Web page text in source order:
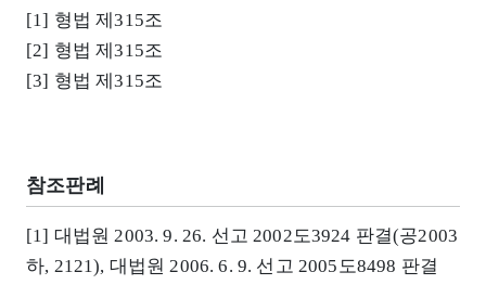
[1] 형법 제315조
[2] 형법 제315조
[3] 형법 제315조
참조판례
[1] 대법원 2003. 9. 26. 선고 2002도3924 판결(공2003
하, 2121), 대법원 2006. 6. 9. 선고 2005도8498 판결